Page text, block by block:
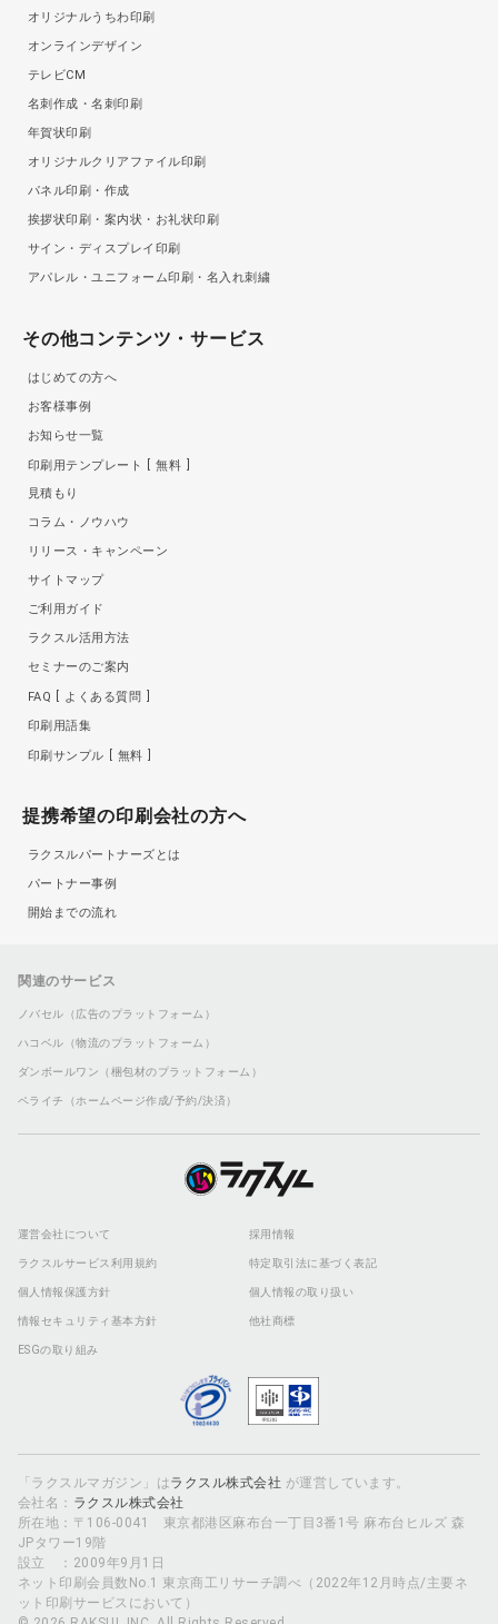
オリジナルうちわ印刷
オンラインデザイン
テレビCM
名刺作成・名刺印刷
年賀状印刷
オリジナルクリアファイル印刷
パネル印刷・作成
挨拶状印刷・案内状・お礼状印刷
サイン・ディスプレイ印刷
アパレル・ユニフォーム印刷・名入れ刺繍
その他コンテンツ・サービス
はじめての方へ
お客様事例
お知らせ一覧
印刷用テンプレート
無料
見積もり
コラム・ノウハウ
リリース・キャンペーン
サイトマップ
ご利用ガイド
ラクスル活用方法
セミナーのご案内
FAQ
よくある質問
印刷用語集
印刷サンプル 無料
提携希望の印刷会社の方へ
ラクスルパートナーズとは
パートナー事例
開始までの流れ
関連のサービス
ノバセル（広告のプラットフォーム）
ハコベル（物流のプラットフォーム）
ダンボールワン（梱包材のプラットフォーム）
ペライチ（ホームページ作成/予約/決済）
運営会社について 採用情報
ラクスルサービス利用規約 特定取引法に基づく表記
個人情報保護方針 個人情報の取り扱い
情報セキュリティ基本方針 他社商標
ESGの取り組み
「ラクスルマガジン」はラクスル株式会社 が運営しています。
会社名： ラクスル株式会社
所在地：〒106-0041 東京都港区麻布台一丁目3番1号 麻布台ヒルズ 森
JPタワー19階
設立 ：2009年9月1日
ネット印刷会員数No.1 東京商工リサーチ調べ（2022年12月時点/主要ネ
ット印刷サービスにおいて）